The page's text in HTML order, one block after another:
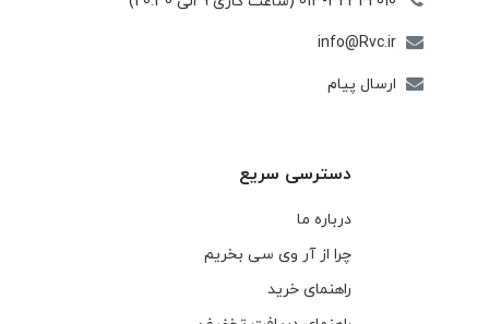
info@Rvc.ir
ارسال پیام
دسترسی سریع
درباره ما
چرا از آر وی سی بخریم
راهنمای خرید